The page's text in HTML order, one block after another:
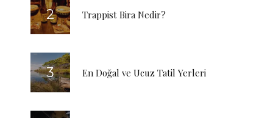
Trappist Bira Nedir?
En Doğal ve Ucuz Tatil Yerleri